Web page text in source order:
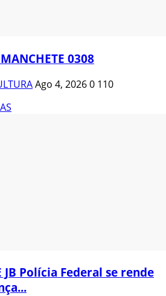
0308
Ago 4, 20260 110
JB Polícia Federal se rende